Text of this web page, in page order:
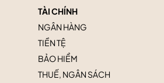
TÀI CHÍNH
NGÂN HÀNG
TIỀN TỆ
BẢO HIỂM
THUẾ, NGÂN SÁCH